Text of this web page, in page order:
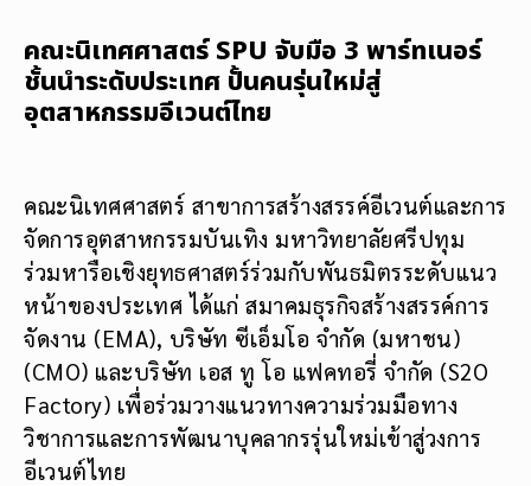
คณะนิเทศศาสตร์ SPU จับมือ 3 พาร์ทเนอร์
ชั้นนำระดับประเทศ ปั้นคนรุ่นใหม่สู่
อุตสาหกรรมอีเวนต์ไทย
คณะนิเทศศาสตร์ สาขาการสร้างสรรค์อีเวนต์และการ
จัดการอุตสาหกรรมบันเทิง มหาวิทยาลัยศรีปทุม
ร่วมหารือเชิงยุทธศาสตร์ร่วมกับพันธมิตรระดับแนว
หน้าของประเทศ ได้แก่ สมาคมธุรกิจสร้างสรรค์การ
จัดงาน (EMA), บริษัท ซีเอ็มโอ จำกัด (มหาชน)
(CMO) และบริษัท เอส ทู โอ แฟคทอรี่ จำกัด (S2O
Factory) เพื่อร่วมวางแนวทางความร่วมมือทาง
วิชาการและการพัฒนาบุคลากรรุ่นใหม่เข้าสู่วงการ
อีเวนต์ไทย